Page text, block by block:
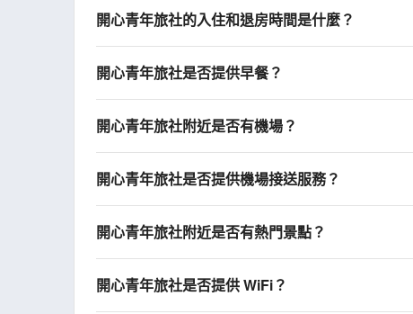
開心青年旅社的入住和退房時間是什麼？
開心青年旅社是否提供早餐？
開心青年旅社附近是否有機場？
開心青年旅社是否提供機場接送服務？
開心青年旅社附近是否有熱門景點？
開心青年旅社是否提供 WiFi？